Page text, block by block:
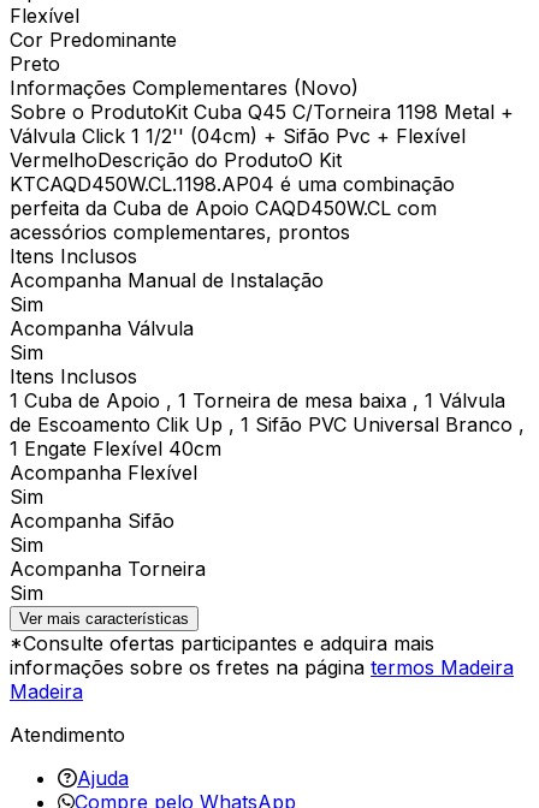
Flexível
Cor Predominante
Preto
Informações Complementares (Novo)
Sobre o ProdutoKit Cuba Q45 C/Torneira 1198 Metal +
Válvula Click 1 1/2'' (04cm) + Sifão Pvc + Flexível
VermelhoDescrição do ProdutoO Kit
KTCAQD450W.CL.1198.AP04 é uma combinação
perfeita da Cuba de Apoio CAQD450W.CL com
acessórios complementares, prontos
Itens Inclusos
Acompanha Manual de Instalação
Sim
Acompanha Válvula
Sim
Itens Inclusos
1 Cuba de Apoio , 1 Torneira de mesa baixa , 1 Válvula
de Escoamento Clik Up , 1 Sifão PVC Universal Branco ,
1 Engate Flexível 40cm
Acompanha Flexível
Sim
Acompanha Sifão
Sim
Acompanha Torneira
Sim
Ver mais características
*Consulte ofertas participantes e adquira mais
informações sobre os fretes na página termos Madeira
Madeira
Atendimento
Ajuda
Compre pelo WhatsApp